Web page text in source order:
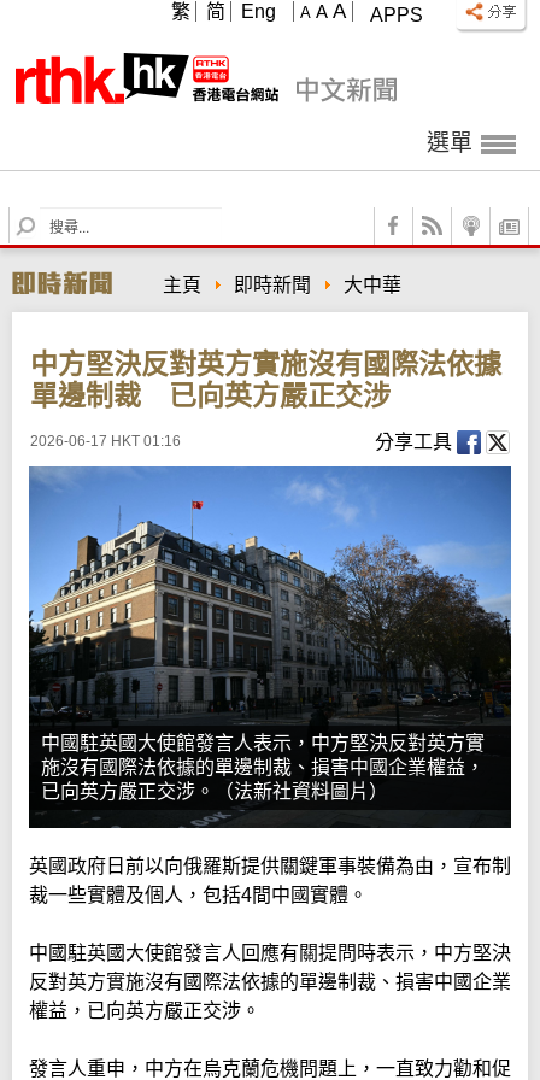
APPS
A A A
繁 简 Eng
選單
S
e
r
c
主頁 即時新聞 大中華
中方堅決反對英方實施沒有國際法依據
單邊制裁 已向英方嚴正交涉
2026-06-17 HKT 01:16 分享工具
中國駐英國大使館發言人表示，中方堅決反對英方實
施沒有國際法依據的單邊制裁、損害中國企業權益，
已向英方嚴正交涉。（法新社資料圖片）
英國政府日前以向俄羅斯提供關鍵軍事裝備為由，宣布制
裁一些實體及個人，包括4間中國實體。
中國駐英國大使館發言人回應有關提問時表示，中方堅決
反對英方實施沒有國際法依據的單邊制裁、損害中國企業
權益，已向英方嚴正交涉。
發言人重申，中方在烏克蘭危機問題上，一直致力勸和促